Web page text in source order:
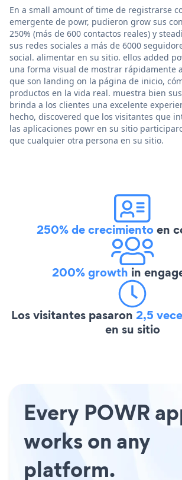
En a small amount of time de registrarse
emergente de powr, pudieron grow sus
250% (más de 600 contactos reales) y
sus redes sociales a más de 6000
social. alimentar en su sitio. ellos added
una forma visual de mostrar rápidamente
que son landing on la página de inicio,
productos en la vida real. muestra bien
brinda a los clientes una excelente
hecho, discovered que los visitantes que
las aplicaciones powr en su sitio
que cualquier otra persona en su sitio.
250% de crecimientoen
200% growth in
Los visitantes pasaron 2,5
en su sitio
Every POWR
works on any
platform.